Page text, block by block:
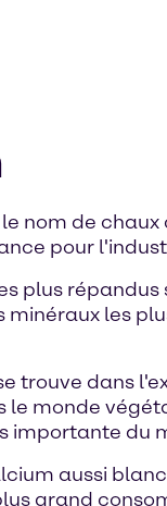
nom de
pour
plus
les
trouve dans
le monde
importante du
aussi
grand